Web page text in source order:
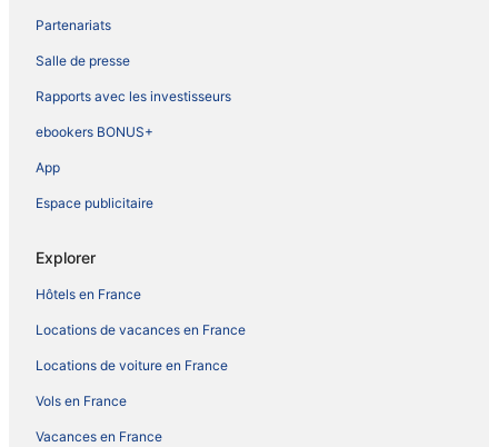
Partenariats
Salle de presse
Rapports avec les investisseurs
ebookers BONUS+
App
Espace publicitaire
Explorer
Hôtels en France
Locations de vacances en France
Locations de voiture en France
Vols en France
Vacances en France